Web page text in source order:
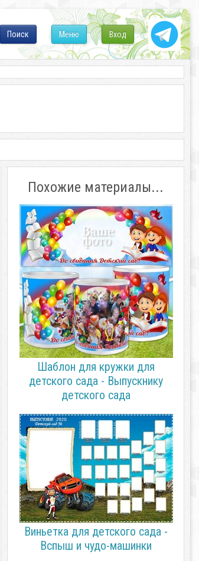
Вход
Меню
Поиск
Похожие материалы...
Шаблон для кружки для
детского сада - Выпускнику
детского сада
Виньетка для детского сада -
Вспыш и чудо-машинки